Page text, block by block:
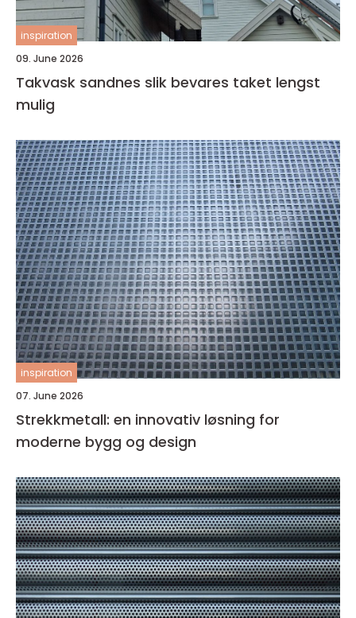
inspiration
09. June 2026
Takvask sandnes slik bevares taket lengst
mulig
inspiration
07. June 2026
Strekkmetall: en innovativ løsning for
moderne bygg og design